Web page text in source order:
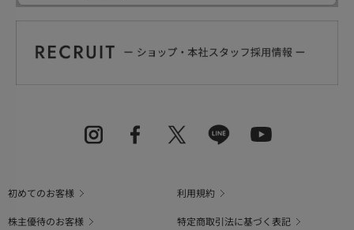
初めてのお客様
利用規約
株主優待のお客様
特定商取引法に基づく表記